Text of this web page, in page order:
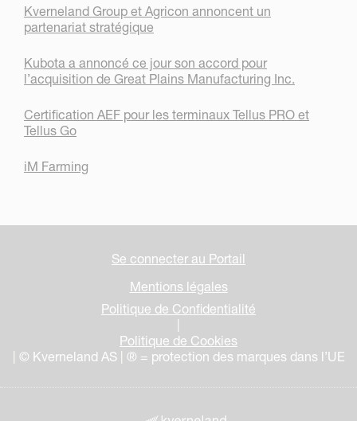
Kverneland Group et Agricon annoncent un
partenariat stratégique
Kubota a annoncé ce jour son accord pour
l’acquisition de Great Plains Manufacturing Inc.
Certification AEF pour les terminaux Tellus PRO et
Tellus Go
iM Farming
Se connecter au Portail
Mentions légales
Politique de Confidentialité
Politique de Cookies
| © Kverneland AS | ® = protection des marques dans l’UE